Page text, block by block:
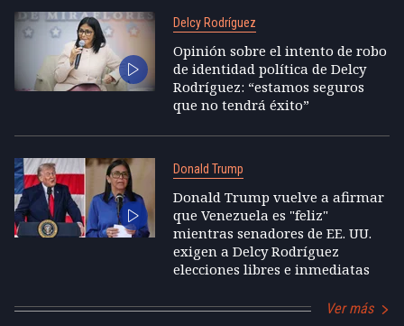
Delcy Rodríguez
Opinión sobre el intento de robo
de identidad política de Delcy
Rodríguez: “estamos seguros
que no tendrá éxito”
Donald Trump
Donald Trump vuelve a afirmar
que Venezuela es "feliz"
mientras senadores de EE. UU.
exigen a Delcy Rodríguez
elecciones libres e inmediatas
Ver más